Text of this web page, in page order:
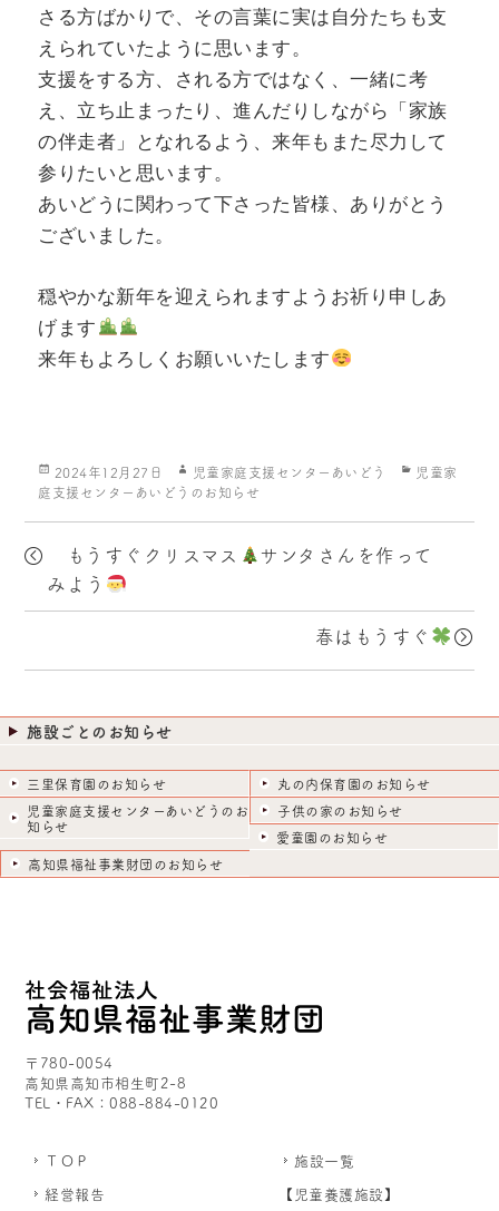
さる方ばかりで、その言葉に実は自分たちも支
えられていたように思います。
支援をする方、される方ではなく、一緒に考
え、立ち止まったり、進んだりしながら「家族
の伴走者」となれるよう、来年もまた尽力して
参りたいと思います。
あいどうに関わって下さった皆様、ありがとう
ございました。
穏やかな新年を迎えられますようお祈り申しあ
げます
来年もよろしくお願いいたします
投
稿
2024年12月27日
作
成
児童家庭支援センターあいどう
カ
ー
児童家
庭支援センターあいどうのお知らせ
もうすぐクリスマス
サンタさんを作って
みよう
春はもうすぐ
施設ごとのお知らせ
三里保育園のお知らせ
丸の内保育園のお知らせ
児童家庭支援センターあいどうのお
知らせ
子供の家のお知らせ
愛童園のお知らせ
高知県福祉事業財団のお知らせ
〒780-0054
高知県高知市相生町2-8
TEL・FAX：088-884-0120
ＴＯＰ
経営報告
施設一覧
【児童養護施設】